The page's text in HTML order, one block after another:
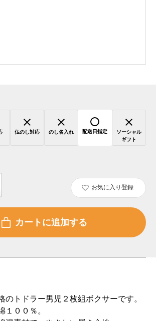
仏のし対応 のし名入れ 配送日指定
ソーシャル
ギフト
お気に入り登録
のトドラー男児２枚組ボクサーです。
１００％。